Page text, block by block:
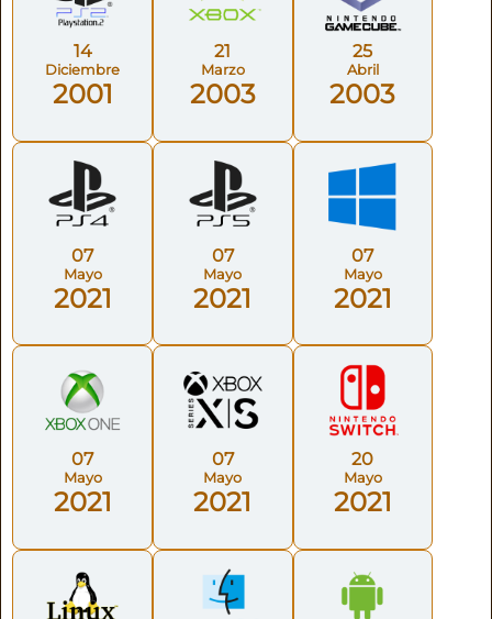
14
Diciembre
2001
21
Marzo
2003
25
Abril
2003
07
Mayo
2021
07
Mayo
2021
07
Mayo
2021
07
Mayo
2021
07
Mayo
2021
20
Mayo
2021